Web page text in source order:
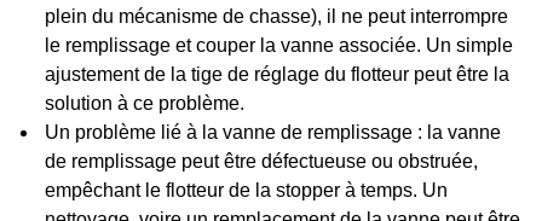
plein du mécanisme de chasse), il ne peut interrompre
le remplissage et couper la vanne associée. Un simple
ajustement de la tige de réglage du flotteur peut être la
solution à ce problème.
Un problème lié à la vanne de remplissage : la vanne
de remplissage peut être défectueuse ou obstruée,
empêchant le flotteur de la stopper à temps. Un